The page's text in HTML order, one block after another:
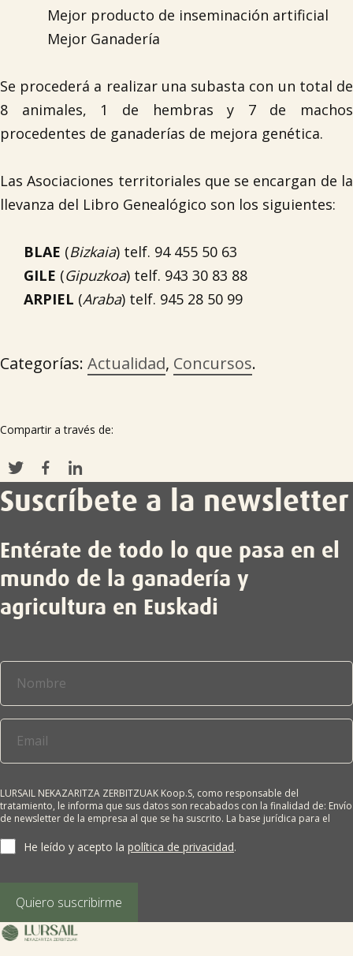
Mejor producto de inseminación artificial
Mejor Ganadería
Se procederá a realizar una subasta con un total de
8 animales, 1 de hembras y 7 de machos
procedentes de ganaderías de mejora genética.
Las Asociaciones territoriales que se encargan de la
llevanza del Libro Genealógico son los siguientes:
BLAE (Bizkaia) telf. 94 455 50 63
GILE (Gipuzkoa) telf. 943 30 83 88
ARPIEL (Araba) telf. 945 28 50 99
Categorías: Actualidad, Concursos.
Compartir a través de:
Suscríbete a la newsletter
Entérate de todo lo que pasa en el
mundo de la ganadería y
agricultura en Euskadi
LURSAIL NEKAZARITZA ZERBITZUAK Koop.S, como responsable del
tratamiento, le informa que sus datos son recabados con la finalidad de: Envío
de newsletter de la empresa al que se ha suscrito. La base jurídica para el
terceros salvo obligación legal. Cualquier persona tiene derecho a solicitar el
acceso, rectificación, supresión, limitación del tratamiento, oposición o
lursail@lursailkoop.eus. Puede obtener información adicional en nuestra
página web.
He leído y acepto la política de privacidad.
Quiero suscribirme